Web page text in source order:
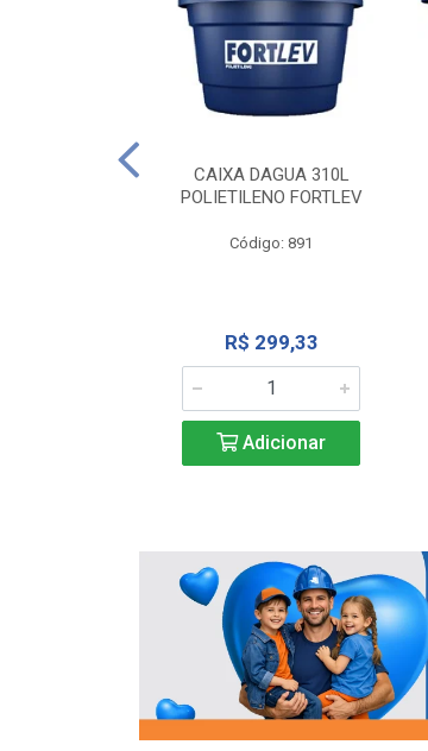
CAIXA DAGUA 310L
POLIETILENO FORTLEV
Código: 891
R$ 299,33
Adicionar